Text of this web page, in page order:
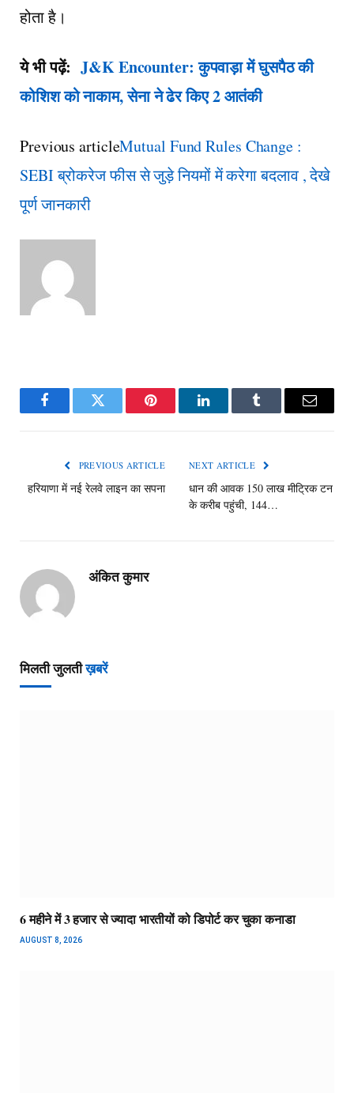
होता है।
ये भी पढ़ें:J&K Encounter: कुपवाड़ा में घुसपैठ की
कोशिश को नाकाम, सेना ने ढेर किए 2 आतंकी
Previous articleMutual Fund Rules Change :
SEBI ब्रोकरेज फीस से जुड़े नियमों में करेगा बदलाव , देखे
पूर्ण जानकारी
FacebookTwitter Pinterest LinkedInTumblr Email
PREVIOUS ARTICLE
हरियाणा में नई रेलवे लाइन का सपना
NEXT ARTICLE
धान की आवक 150 लाख मीट्रिक टन
के करीब पहुंची, 144…
अंकित कुमार
मिलती जुलतीख़बरें
6 महीने में 3 हजार से ज्यादा भारतीयों को डिपोर्ट कर चुका कनाडा
AUGUST 8, 2026